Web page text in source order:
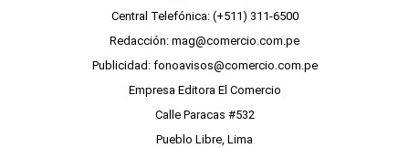
Central Telefónica: (+511) 311-6500
Redacción: mag@comercio.com.pe
Publicidad: fonoavisos@comercio.com.pe
Empresa Editora El Comercio
Calle Paracas #532
Pueblo Libre, Lima